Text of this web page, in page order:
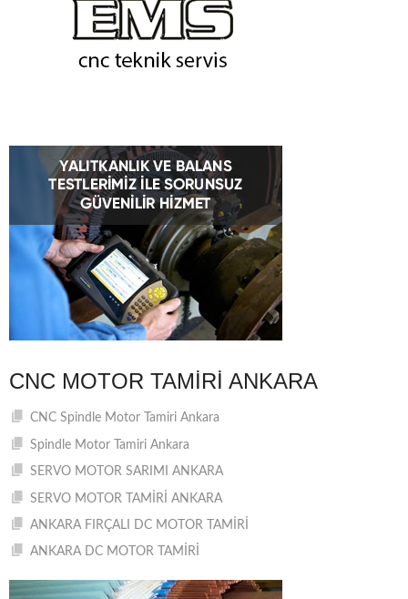
CNC MOTOR TAMIRI ANKARA
CNC Spindle Motor Tamiri Ankara
Spindle Motor Tamiri Ankara
SERVO MOTOR SARIMI ANKARA
SERVO MOTOR TAMİRİ ANKARA
ANKARA FIRÇALI DC MOTOR TAMİRİ
ANKARA DC MOTOR TAMİRİ